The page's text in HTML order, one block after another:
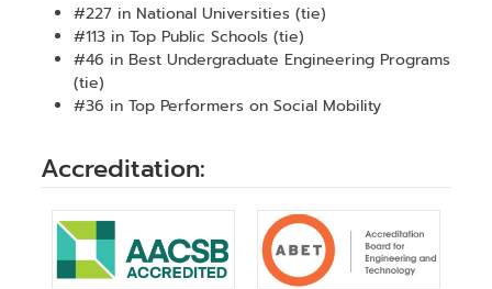
#227 in National Universities (tie)
#113 in Top Public Schools (tie)
#46 in Best Undergraduate Engineering Programs
(tie)
#36 in Top Performers on Social Mobility
Accreditation: